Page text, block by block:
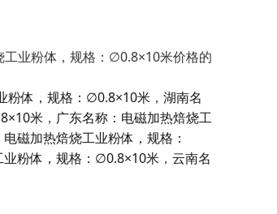
业粉体，规格：∅0.8×10米价格的
粉体，规格：∅0.8×10米 ， 湖南名
米 ， 广东名称：电磁加热焙烧工
磁加热焙烧工业粉体，规格：
粉体，规格：∅0.8×10米 ， 云南名